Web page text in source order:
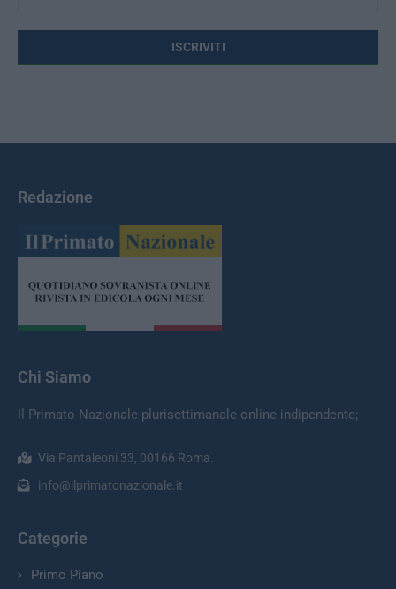
Redazione
Chi Siamo
Il Primato Nazionale plurisettimanale online indipendente;
Via Pantaleoni 33, 00166 Roma.
info@ilprimatonazionale.it
Categorie
Primo Piano